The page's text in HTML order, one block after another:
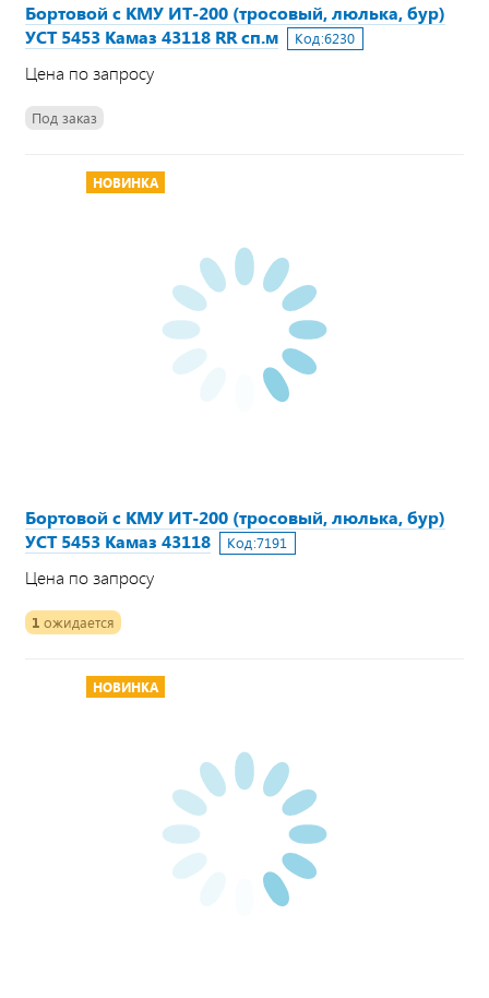
Бортовой с КМУ ИТ-200 (тросовый, люлька, бур)
УСТ 5453 Камаз 43118 RR сп.м
Код:6230
Цена по запросу
Под заказ
НОВИНКА
Бортовой с КМУ ИТ-200 (тросовый, люлька, бур)
УСТ 5453 Камаз 43118
Код:7191
Цена по запросу
1 ожидается
НОВИНКА